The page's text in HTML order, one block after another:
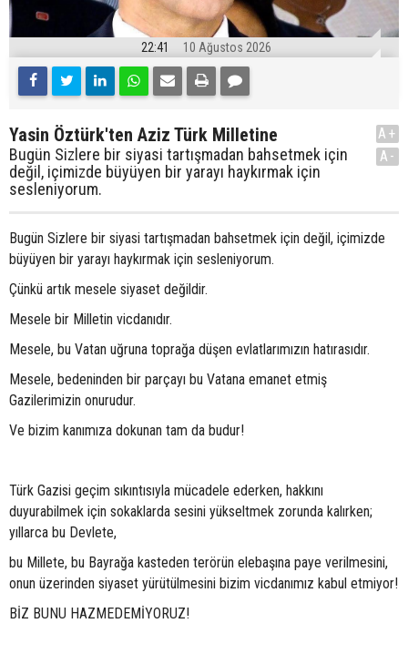
22:41 10 Ağustos 2026
Yasin Öztürk'ten Aziz Türk Milletine
Bugün Sizlere bir siyasi tartışmadan bahsetmek için
değil, içimizde büyüyen bir yarayı haykırmak için
sesleniyorum.
A+
A-
Bugün Sizlere bir siyasi tartışmadan bahsetmek için değil, içimizde
büyüyen bir yarayı haykırmak için sesleniyorum.
Çünkü artık mesele siyaset değildir.
Mesele bir Milletin vicdanıdır.
Mesele, bu Vatan uğruna toprağa düşen evlatlarımızın hatırasıdır.
Mesele, bedeninden bir parçayı bu Vatana emanet etmiş
Gazilerimizin onurudur.
Ve bizim kanımıza dokunan tam da budur!
Türk Gazisi geçim sıkıntısıyla mücadele ederken, hakkını
duyurabilmek için sokaklarda sesini yükseltmek zorunda kalırken;
yıllarca bu Devlete,
bu Millete, bu Bayrağa kasteden terörün elebaşına paye verilmesini,
onun üzerinden siyaset yürütülmesini bizim vicdanımız kabul etmiyor!
BİZ BUNU HAZMEDEMİYORUZ!